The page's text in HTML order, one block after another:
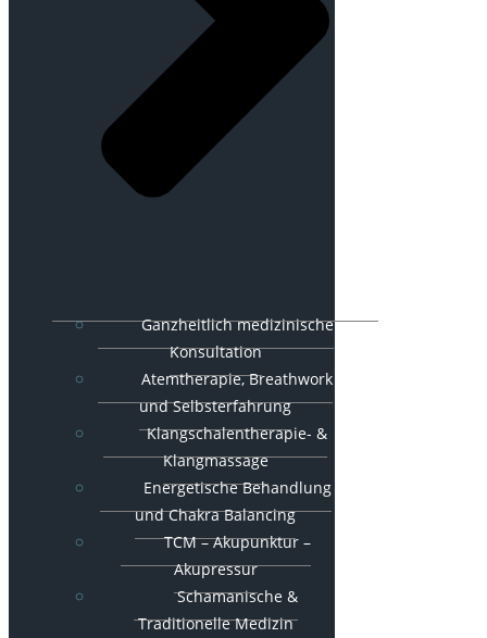
Ganzheitlich medizinische
Konsultation
Atemtherapie, Breathwork
und Selbsterfahrung
Klangschalentherapie- &
Klangmassage
Energetische Behandlung
und Chakra Balancing
TCM – Akupunktur –
Akupressur
Schamanische &
Traditionelle Medizin